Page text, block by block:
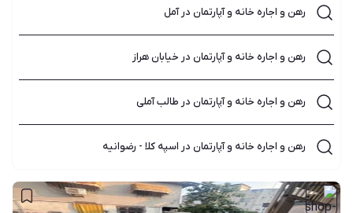
رهن و اجاره خانه و آپارتمان در آمل
رهن و اجاره خانه و آپارتمان در خیابان هراز
رهن و اجاره خانه و آپارتمان در طالب آملی
رهن و اجاره خانه و آپارتمان در اسپه کلا - رضوانیه